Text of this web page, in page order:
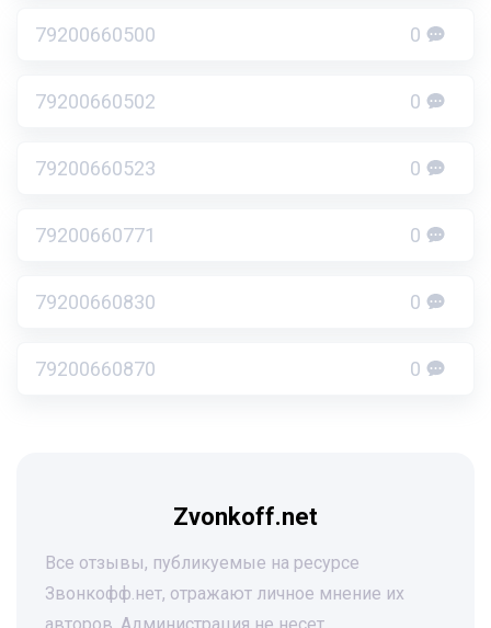
79200660500 0
79200660502 0
79200660523 0
79200660771 0
79200660830 0
79200660870 0
Zvonkoff.net
Все отзывы, публикуемые на ресурсе
Звонкофф.нет, отражают личное мнение их